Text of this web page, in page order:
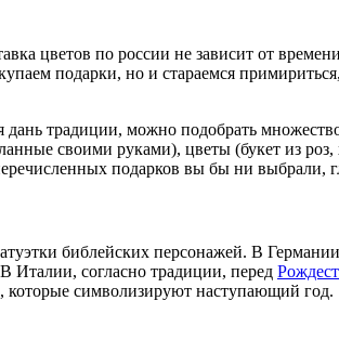
цветов по россии не зависит от
подарки, но и стараемся
дань традиции, можно подобрать
своими руками), цветы (букет из
подарков вы бы ни выбрали,
библейских персонажей. В
Италии, согласно традиции, перед
символизируют наступающий год.